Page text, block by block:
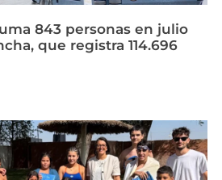
843 personas en julio
que registra 114.696